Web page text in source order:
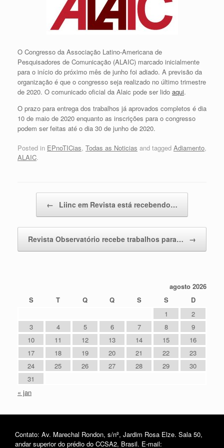
O Congresso da Associação Latino-Americana de
Pesquisadores de Comunicação (ALAIC) marcado inicialmente
para o início do próximo mês de junho foi adiado. A previsão da
organização é que o congresso seja realizado no último trimestre
de 2020. O comunicado oficial da Alaic pode ser lido aqui.
O prazo para entrega dos trabalhos já aprovados completos é dia
10 de maio de 2020 enquanto as inscrições para o congresso
podem ser feitas até o dia 30 de junho de 2020.
Posted in EPnoTICias, Todas as Noticias and tagged Adiamento,
ALAIC.
← Liinc em Revista está recebendo…
Revista Observatório recebe trabalhos para… →
agosto 2026
S
T Q Q S S
D
1
2
3
4 5 6 7 8
9
10
11 12 13 14 15
16
17
18 19 20 21 22
23
24
25 26 27 28 29
30
31
« jan
Contato: Av. Marechal Rondon, s/nº, Jardim Rosa Elze. Sala 50,
andar superior do prédio do CCSA2, Brasil. E-mail: